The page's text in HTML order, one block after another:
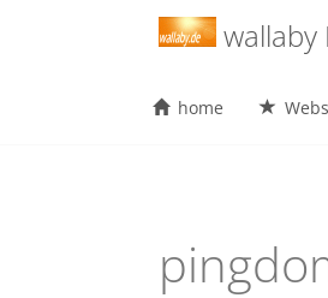
wallaby
Menu
home